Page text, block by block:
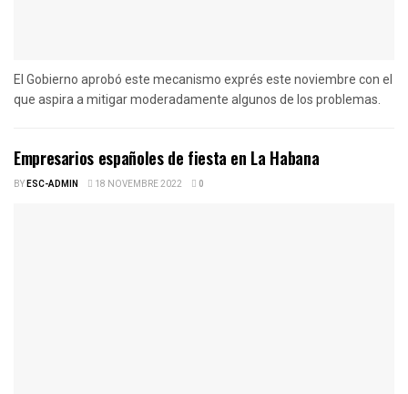
El Gobierno aprobó este mecanismo exprés este noviembre con el
que aspira a mitigar moderadamente algunos de los problemas.
Empresarios españoles de fiesta en La Habana
BYESC-ADMIN 18 NOVEMBRE 2022 0